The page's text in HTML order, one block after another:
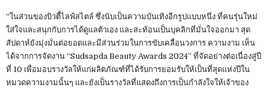
“ในส่วนของบิวตี้ไลฟ์สไตล์ ซึ่งนับเป็นความบันเทิงอีกรูปแบบหนึ่ง ที่คนรุ่นใหม่
ใส่ใจและสนุกกับการได้ดูแลตัวเอง และสะท้อนเป็นบุคลิกที่มั่นใจออกมา สุด
สัปดาห์ยังมุ่งมั่นต่อยอดและมีส่วนร่วมในการขับเคลื่อนวงการ ความงาม เห็น
ได้จากการจัดงาน “Sudsapda Beauty Awards 2024” ที่จัดอย่างต่อเนื่องสู่ปี
ที่ 10 เพื่อมอบรางวัลให้แก่ผลิตภัณฑ์ที่ได้รับการยอมรับให้เป็นที่สุดแห่งปีใน
หมวดความงามนั้นๆ และยังเป็นรางวัลที่แสดงถึงการเป็นกำลังใจให้เจ้าของ